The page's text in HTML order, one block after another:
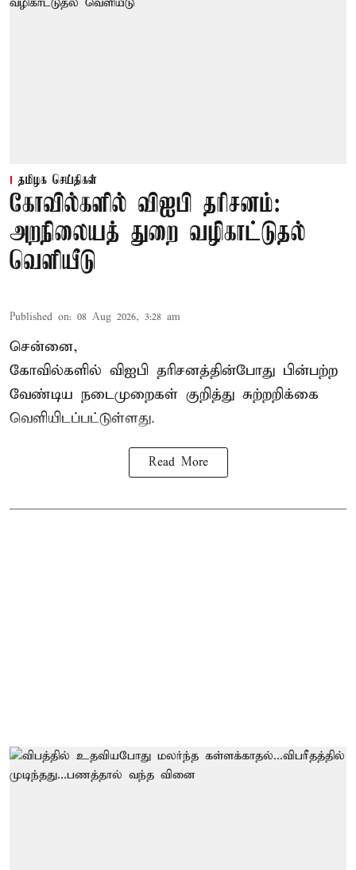
தமிழக செய்திகள்
கோவில்களில் விஐபி தரிசனம்:
அறநிலையத் துறை வழிகாட்டுதல்
வெளியீடு
Published on: 08 Aug 2026, 3:28 am
சென்னை,
கோவில்களில் விஐபி தரிசனத்தின்போது பின்பற்ற
வேண்டிய நடைமுறைகள் குறித்து சுற்றறிக்கை
வெளியிடப்பட்டுள்ளது.
Read More